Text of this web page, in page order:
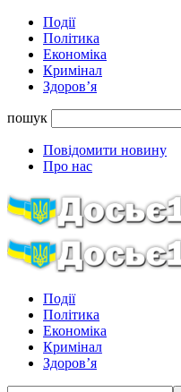
Події
Політика
Економіка
Кримінал
Здоров’я
пошук
Повідомити новину
Про нас
Події
Політика
Економіка
Кримінал
Здоров’я